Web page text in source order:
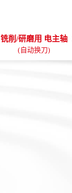
铣削/研磨用 电主轴
(自动换刀)